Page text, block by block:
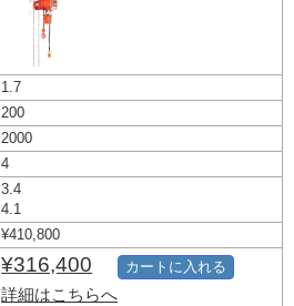
1.7
200
2000
4
3.4
4.1
¥410,800
¥316,400
詳細はこちらへ
カートに入れる